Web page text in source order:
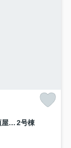
仲介手〇料不要 リーブルガーデン合志市須屋第十四【西合志南小・西合志南中】 2号棟